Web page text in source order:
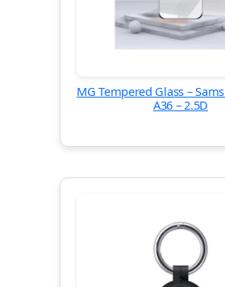
MG Tempered Glass –
A36 – 2.5D